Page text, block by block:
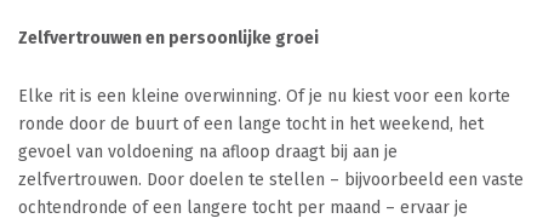
Zelfvertrouwen en persoonlijke groei
Elke rit is een kleine overwinning. Of je nu kiest voor een korte
ronde door de buurt of een lange tocht in het weekend, het
gevoel van voldoening na afloop draagt bij aan je
zelfvertrouwen. Door doelen te stellen – bijvoorbeeld een vaste
ochtendronde of een langere tocht per maand – ervaar je